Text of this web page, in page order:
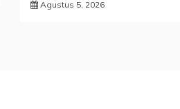
Agustus 5, 2026